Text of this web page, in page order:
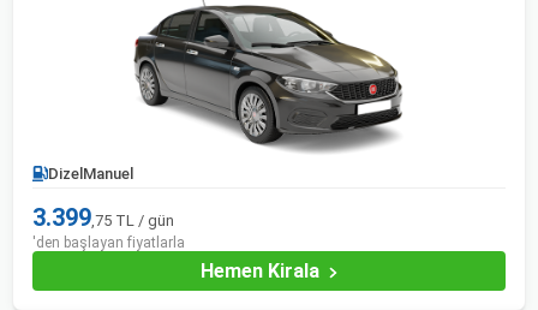
Dizel Manuel
3.399,75 TL / gün
'den başlayan fiyatlarla
Hemen Kirala